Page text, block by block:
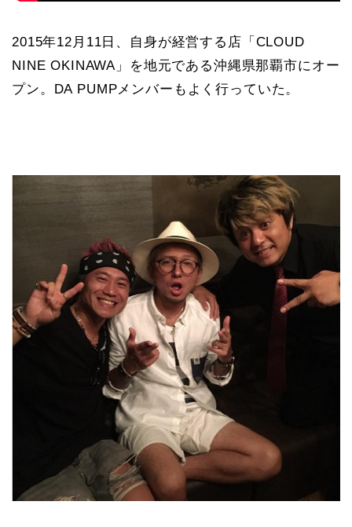
2015年12月11日、自身が経営する店「CLOUD
NINE OKINAWA」を地元である沖縄県那覇市にオー
プン。DA PUMPメンバーもよく行っていた。